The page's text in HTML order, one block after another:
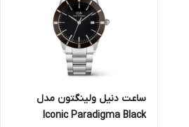
ساعت دنیل ولینگتون مدل
Iconic Paradigma Black